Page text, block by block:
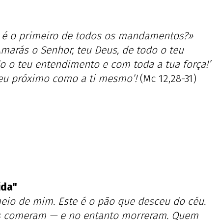
o primeiro de todos os mandamentos?»
o Senhor, teu Deus, de todo o teu
o teu entendimento e com toda a tua força!’
próximo como a ti mesmo’!(Mc 12,28-31)
de mim. Este é o pão que desceu do céu.
— e no entanto morreram. Quem